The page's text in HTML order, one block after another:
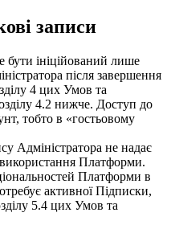
записи
ініційований лише
після завершення
4 цих Умов та
4.2 нижче. Доступ до
тобто в «гостьовому
Адміністратора не надає
Платформи.
Платформи в
активної Підписки,
5.4 цих Умов та